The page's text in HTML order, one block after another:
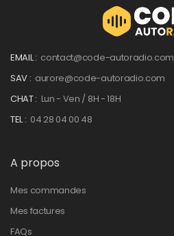
EMAIL : contact@code-autoradio.com
SAV : aurore@code-autoradio.com
CHAT : Lun - Ven / 8H - 18H
TEL : 04 28 04 00 48
A propos
Mes commandes
Mes factures
FAQs